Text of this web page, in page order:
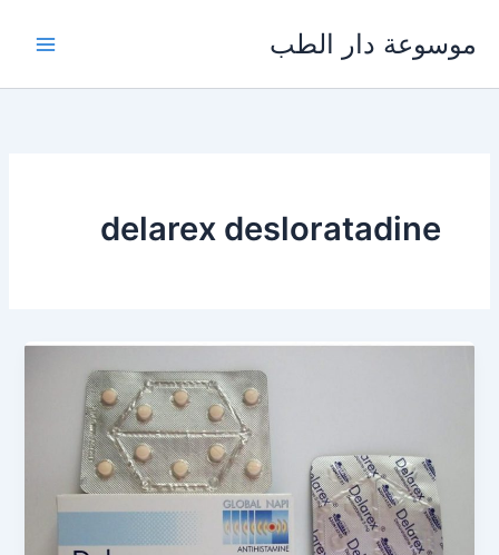
المحتوى
موسوعة دار الطب
delarex desloratadine